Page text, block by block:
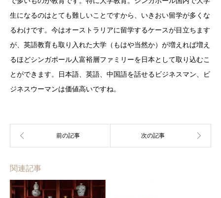
生になるのはとても難しいことですから、いきおい留学が多くな
るわけです。今はオーストラリアに留学するケースが目立ちます
が、英語教育も取り入れた大学（もはや当然か）が増えれば増え
るほどシンガポール人富裕層ファミリーを日本として取り込むこ
とができます。日本語、英語、中国語を話せるビジネスマン、ビ
ジネスウーマンは価値高いですね。
関連記事